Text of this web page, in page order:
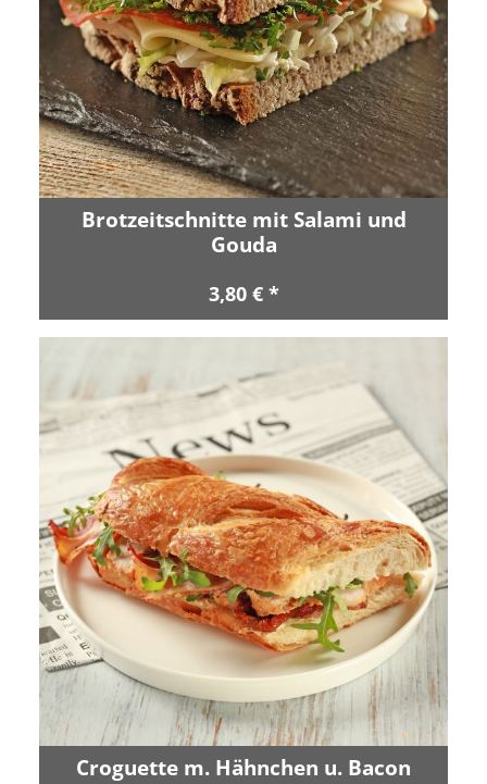
Brotzeitschnitte mit Salami und
Gouda
3,80 € *
Croguette m. Hähnchen u. Bacon